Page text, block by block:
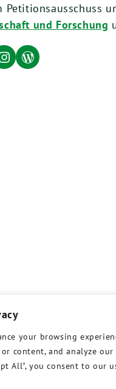
your browsing
content, and analyze our
All", you consent to our
Petitionsausschuss
und Forschung
Instagram
WordPress